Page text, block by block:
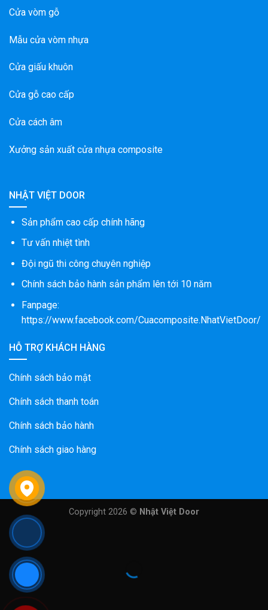
Cửa vòm gỗ
Mẫu cửa vòm nhựa
Cửa giấu khuôn
Cửa gỗ cao cấp
Cửa cách âm
Xưởng sản xuất cửa nhựa composite
NHẬT VIỆT DOOR
Sản phẩm cao cấp chính hãng
Tư vấn nhiệt tình
Đội ngũ thi công chuyên nghiệp
Chính sách bảo hành sản phẩm lên tới 10 năm
Fanpage:
https://www.facebook.com/Cuacomposite.NhatVietDoor/
HỖ TRỢ KHÁCH HÀNG
Chính sách bảo mật
Chính sách thanh toán
Chính sách bảo hành
Chính sách giao hàng
Copyright 2026 © Nhật Việt Door